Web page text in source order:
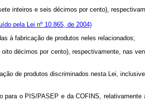
inteiros e seis décimos por cento),
pela Lei nº 10.865, de 2004)
à fabricação de produtos neles relacionados;
oito décimos por cento), respectivamente, nas
de produtos discriminados nesta Lei,
o PIS/PASEP e da COFINS,